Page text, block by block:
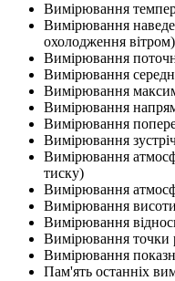
Вимірювання
Вимірювання
охолодження вітром)
Вимірювання
Вимірювання
Вимірювання
Вимірювання
Вимірювання
Вимірювання
Вимірювання
тиску)
Вимірювання
Вимірювання
Вимірювання
Вимірювання точки
Вимірювання
Пам'ять останніх